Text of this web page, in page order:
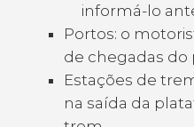
informá-lo
Portos: o
de chegadas do
Estações de
na saída da